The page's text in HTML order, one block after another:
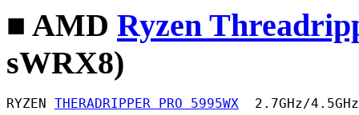
■ AMD Ryzen
sWRX8)
RYZEN THERADRIPPER PRO 5995WX
2.7GHz/